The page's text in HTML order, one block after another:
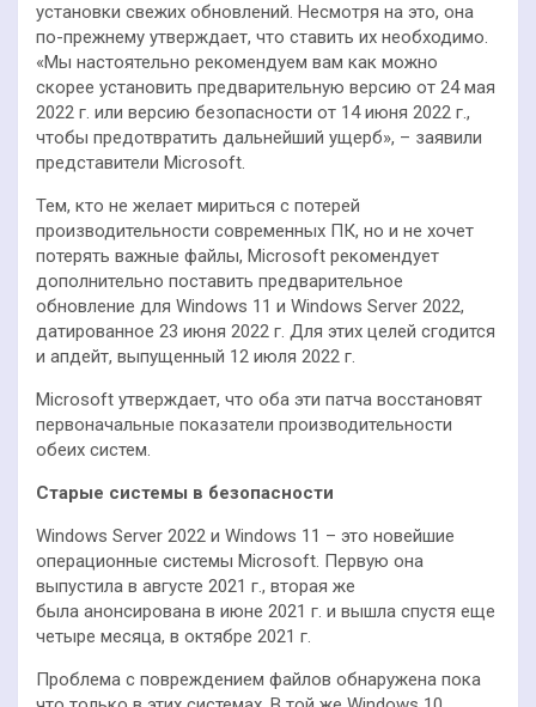
установки свежих обновлений. Несмотря на это, она
по-прежнему утверждает, что ставить их необходимо.
«Мы настоятельно рекомендуем вам как можно
скорее установить предварительную версию от 24 мая
2022 г. или версию безопасности от 14 июня 2022 г.,
чтобы предотвратить дальнейший ущерб», – заявили
представители Microsoft.
Тем, кто не желает мириться с потерей
производительности современных ПК, но и не хочет
потерять важные файлы, Microsoft рекомендует
дополнительно поставить предварительное
обновление для Windows 11 и Windows Server 2022,
датированное 23 июня 2022 г. Для этих целей сгодится
и апдейт, выпущенный 12 июля 2022 г.
Microsoft утверждает, что оба эти патча восстановят
первоначальные показатели производительности
обеих систем.
Старые системы в безопасности
Windows Server 2022 и Windows 11 – это новейшие
операционные системы Microsoft. Первую она
выпустила в августе 2021 г., вторая же
была анонсирована в июне 2021 г. и вышла спустя еще
четыре месяца, в октябре 2021 г.
Проблема с повреждением файлов обнаружена пока